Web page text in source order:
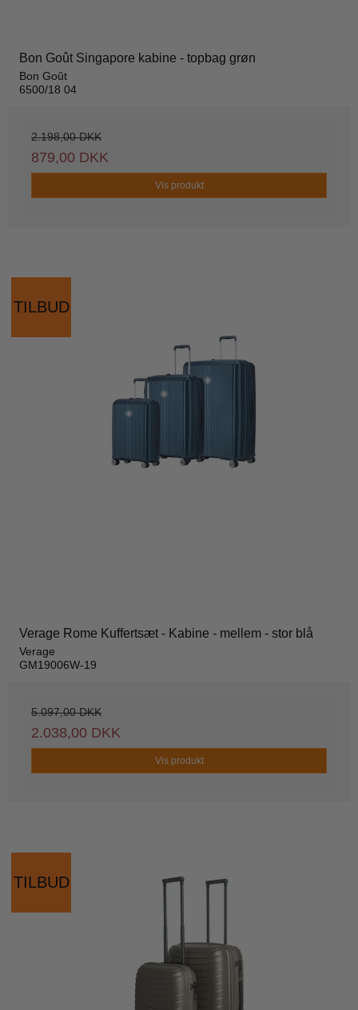
Bon Goût Singapore kabine - topbag grøn
Bon Goût
6500/18 04
2.198,00 DKK
879,00 DKK
Vis produkt
TILBUD
Verage Rome Kuffertsæt - Kabine - mellem - stor blå
Verage
GM19006W-19
5.097,00 DKK
2.038,00 DKK
Vis produkt
TILBUD